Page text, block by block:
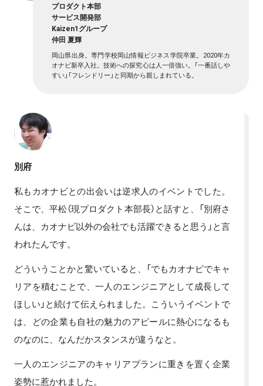
プロダクト本部
サービス開発部
Kaizen1グループ
仲田 夏輝
岡山県出身。専門学校岡山情報ビジネス学院卒業。2020年カ
オナビ新卒入社。技術への探究心は人一倍強い。「一番話しや
すい」「フレンドリー」と同期から親しまれている。
別府
私もカオナビとの出会いは逆求人のイベントでした。
そこで、平松（現プロダクト本部長）と話すと、「別府さ
んは、カオナビ以外の会社でも活躍できると思う」と言
われたんです。
どういうことかと驚いていると、「でもカオナビでキャ
リアを積むことで、一人のエンジニアとして成長して
ほしい」と続けて伝えられました。こういうイベントで
は、どの企業も自社の魅力のアピールに熱心になるも
のなのに、なんだかスタンスが違うなと。
一人のエンジニアのキャリアプランに重きを置く企業
姿勢に惹かれました。